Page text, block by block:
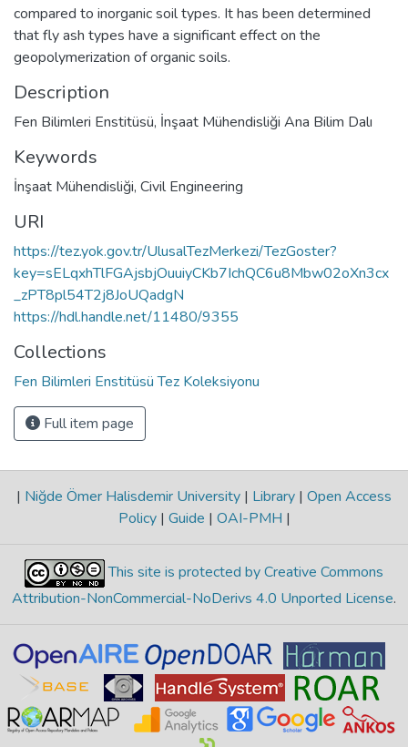
compared to inorganic soil types. It has been determined
that fly ash types have a significant effect on the
geopolymerization of organic soils.
Description
Fen Bilimleri Enstitüsü, İnşaat Mühendisliği Ana Bilim Dalı
Keywords
İnşaat Mühendisliği, Civil Engineering
URI
https://tez.yok.gov.tr/UlusalTezMerkezi/TezGoster?
key=sELqxhTlFGAjsbjOuuiyCKb7IchQC6u8Mbw02oXn3cx
_zPT8pl54T2j8JoUQadgN
https://hdl.handle.net/11480/9355
Collections
Fen Bilimleri Enstitüsü Tez Koleksiyonu
Full item page
| Niğde Ömer Halisdemir University | Library | Open Access
Policy | Guide | OAI-PMH |
This site is protected by Creative Commons
Attribution-NonCommercial-NoDerivs 4.0 Unported License.